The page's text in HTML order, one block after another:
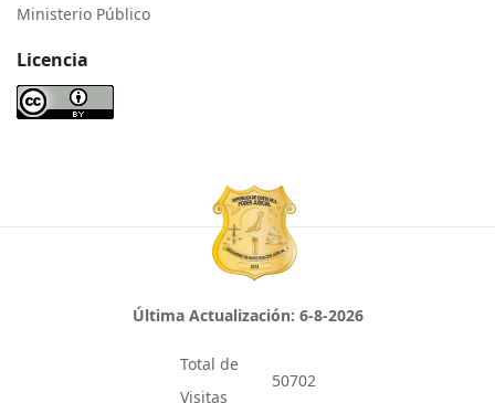
Ministerio Público
Licencia
Última Actualización: 6-8-2026
Total de
Visitas
50702